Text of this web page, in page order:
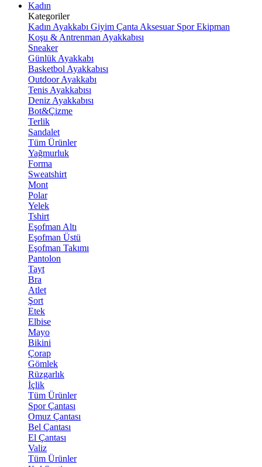
Kadın
Kategoriler
Kadın Ayakkabı Giyim Çanta Aksesuar Spor Ekipman
Koşu & Antrenman Ayakkabısı
Sneaker
Günlük Ayakkabı
Basketbol Ayakkabısı
Outdoor Ayakkabı
Tenis Ayakkabısı
Deniz Ayakkabısı
Bot&Çizme
Terlik
Sandalet
Tüm Ürünler
Yağmurluk
Forma
Sweatshirt
Mont
Polar
Yelek
Tshirt
Eşofman Altı
Eşofman Üstü
Eşofman Takımı
Pantolon
Tayt
Bra
Atlet
Şort
Etek
Elbise
Mayo
Bikini
Çorap
Gömlek
Rüzgarlık
İçlik
Tüm Ürünler
Spor Çantası
Omuz Çantası
Bel Çantası
El Çantası
Valiz
Tüm Ürünler